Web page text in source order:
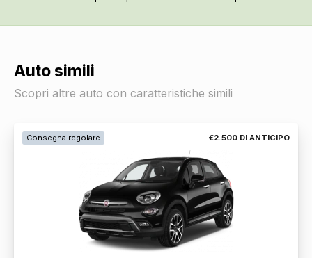
Auto simili
Scopri altre auto con caratteristiche simili
Consegna regolare €2.500 DI ANTICIPO